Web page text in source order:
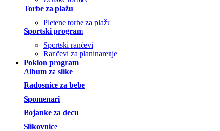
Torbe za plažu
Pletene torbe za plažu
Sportski program
Sportski rančevi
Rančevi za planinarenje
Poklon program
Album za slike
Radosnice za bebe
Spomenari
Bojanke za decu
Slikovnice